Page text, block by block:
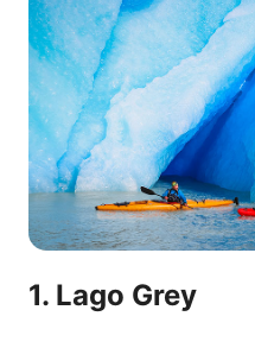
1. Lago Grey